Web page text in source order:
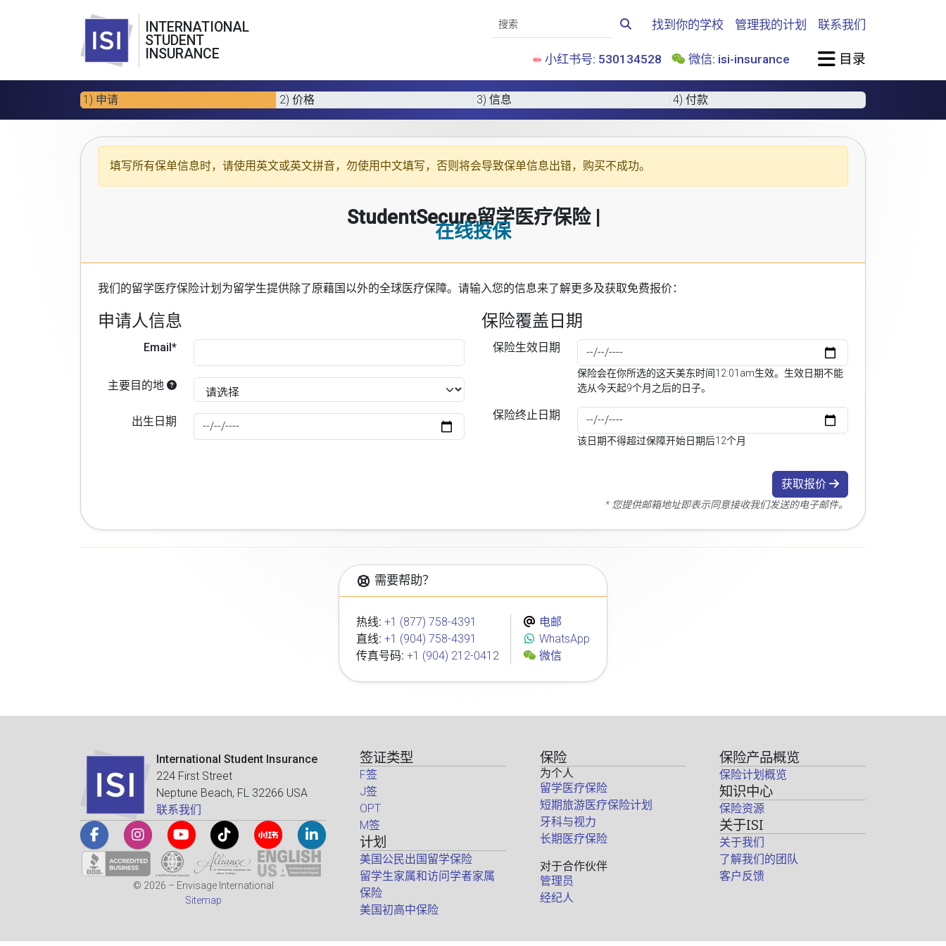
INTERNATIONAL
STUDENT
INSURANCE
找到你的学校 管理我的计划 联系我们
小红书号: 530134528 微信: isi-insurance 目录
1) 申请 2) 价格 3) 信息 4) 付款
填写所有保单信息时，请使用 英文或英文拼音，勿使用中文填写，否则将会导致保单信息出错，购买不成功。
StudentSecure留学医疗保险 |
在线投保
我们的留学医疗保险计划 为留学生提供除了原藉国以外的全球医疗保障。请输入您的信息来了解更多及获取免费报价：
申请人信息
Email*
主要目的地
出生日期
保险覆盖日期
保险生效日期
保险会在你所选的这天美东时间12:01am生效。生效日期不能
选从今天起9个月之后的日子。
保险终止日期
该日期不得超过保障开始日期后12个月
获取报价
* 您提供邮箱地址即表示同意接收我们发送的电子邮件。
需要帮助？
热线: +1 (877) 758-4391
直线: +1 (904) 758-4391
传真号码: +1 (904) 212-0412
电邮
WhatsApp
微信
International Student Insurance
224 First Street
Neptune Beach, FL 32266 USA
联系我们
© 2026 – Envisage International
Sitemap
签证类型
F签
J签
OPT
M签
计划
美国公民出国留学保险
留学生家属和访问学者家属
保险
美国初高中保险
保险
为个人
留学医疗保险
短期旅游医疗保险计划
牙科与视力
长期医疗保险
对于合作伙伴
管理员
经纪人
保险产品概览
保险计划概览
知识中心
保险资源
关于ISI
关于我们
了解我们的团队
客户反馈